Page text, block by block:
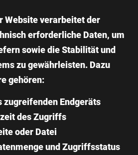
Website verarbeitet der
erforderliche Daten, um
sowie die Stabilität und
zu gewährleisten. Dazu
gehören:
zugreifenden Endgeräts
des Zugriffs
oder Datei
und Zugriffsstatus